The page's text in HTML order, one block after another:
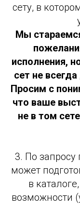
сету, в
Мы
исполнения,
сет не
Просим с
что ваше
не в том
3. По запросу
может
в
возможности